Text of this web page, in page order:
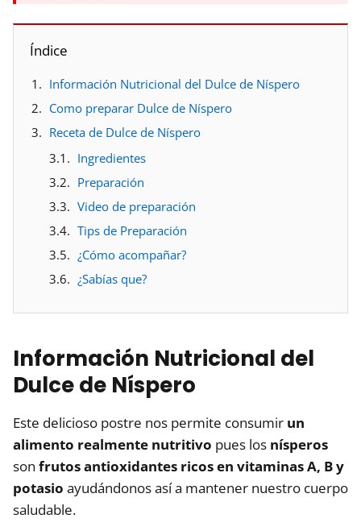
Índice
Información Nutricional del Dulce de Níspero
Como preparar Dulce de Níspero
Receta de Dulce de Níspero
Ingredientes
Preparación
Video de preparación
Tips de Preparación
¿Cómo acompañar?
¿Sabías que?
Información Nutricional del
Dulce de Níspero
Este delicioso postre nos permite consumir un
alimento realmente nutritivo pues los nísperos
son frutos antioxidantes ricos en vitaminas A, B y
potasio ayudándonos así a mantener nuestro cuerpo
saludable.